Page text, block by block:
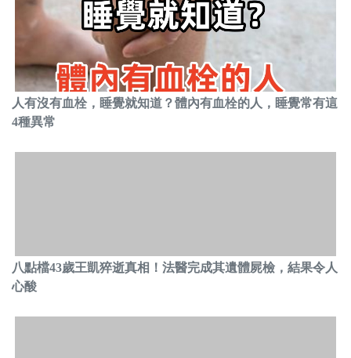
人有沒有血栓，睡覺就知道？體內有血栓的人，睡覺常有這
4種異常
八點檔43歲王凱猝逝真相！法醫完成其遺體屍檢，結果令人
心酸